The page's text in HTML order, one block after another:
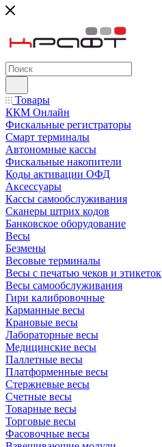
Товары
ККМ Онлайн
Фискальные регистраторы
Смарт терминалы
Автономные кассы
Фискальные накопители
Коды активации ОФД
Аксессуары
Кассы самообслуживания
Сканеры штрих кодов
Банковское оборудование
Весы
Безмены
Весовые терминалы
Весы с печатью чеков и этикеток
Весы самообслуживания
Гири калибровочные
Карманные весы
Крановые весы
Лабораторные весы
Медицинские весы
Паллетные весы
Платформенные весы
Стержневые весы
Счетные весы
Товарные весы
Торговые весы
Фасовочные весы